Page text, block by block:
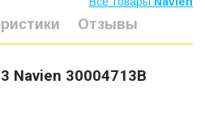
Отзывы
Navien 30004713В